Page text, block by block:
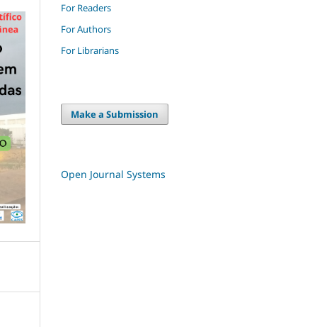
For Readers
For Authors
For Librarians
Make a Submission
Open Journal Systems